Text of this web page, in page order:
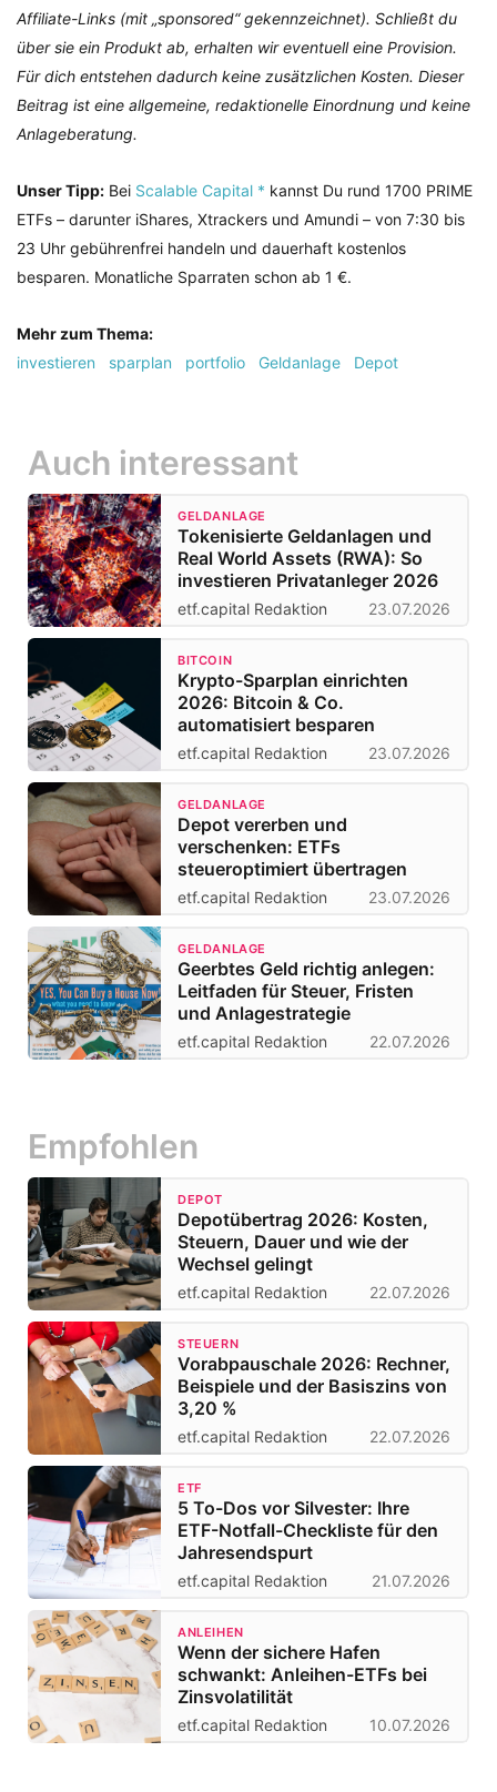
Affiliate-Links (mit „sponsored“ gekennzeichnet). Schließt du
über sie ein Produkt ab, erhalten wir eventuell eine Provision.
Für dich entstehen dadurch keine zusätzlichen Kosten. Dieser
Beitrag ist eine allgemeine, redaktionelle Einordnung und keine
Anlageberatung.
Unser Tipp: Bei Scalable Capital * kannst Du rund 1700 PRIME
ETFs – darunter iShares, Xtrackers und Amundi – von 7:30 bis
23 Uhr gebührenfrei handeln und dauerhaft kostenlos
besparen. Monatliche Sparraten schon ab 1 €.
Mehr zum Thema:
investieren
sparplan portfolio Geldanlage Depot
Auch interessant
GELDANLAGE
Tokenisierte Geldanlagen und
Real World Assets (RWA): So
investieren Privatanleger 2026
etf.capital Redaktion 23.07.2026
BITCOIN
Krypto-Sparplan einrichten
2026: Bitcoin & Co.
automatisiert besparen
etf.capital Redaktion 23.07.2026
GELDANLAGE
Depot vererben und
verschenken: ETFs
steueroptimiert übertragen
etf.capital Redaktion 23.07.2026
GELDANLAGE
Geerbtes Geld richtig anlegen:
Leitfaden für Steuer, Fristen
und Anlagestrategie
etf.capital Redaktion 22.07.2026
Empfohlen
DEPOT
Depotübertrag 2026: Kosten,
Steuern, Dauer und wie der
Wechsel gelingt
etf.capital Redaktion 22.07.2026
STEUERN
Vorabpauschale 2026: Rechner,
Beispiele und der Basiszins von
3,20 %
etf.capital Redaktion 22.07.2026
ETF
5 To-Dos vor Silvester: Ihre
ETF-Notfall-Checkliste für den
Jahresendspurt
etf.capital Redaktion 21.07.2026
ANLEIHEN
Wenn der sichere Hafen
schwankt: Anleihen-ETFs bei
Zinsvolatilität
etf.capital Redaktion 10.07.2026